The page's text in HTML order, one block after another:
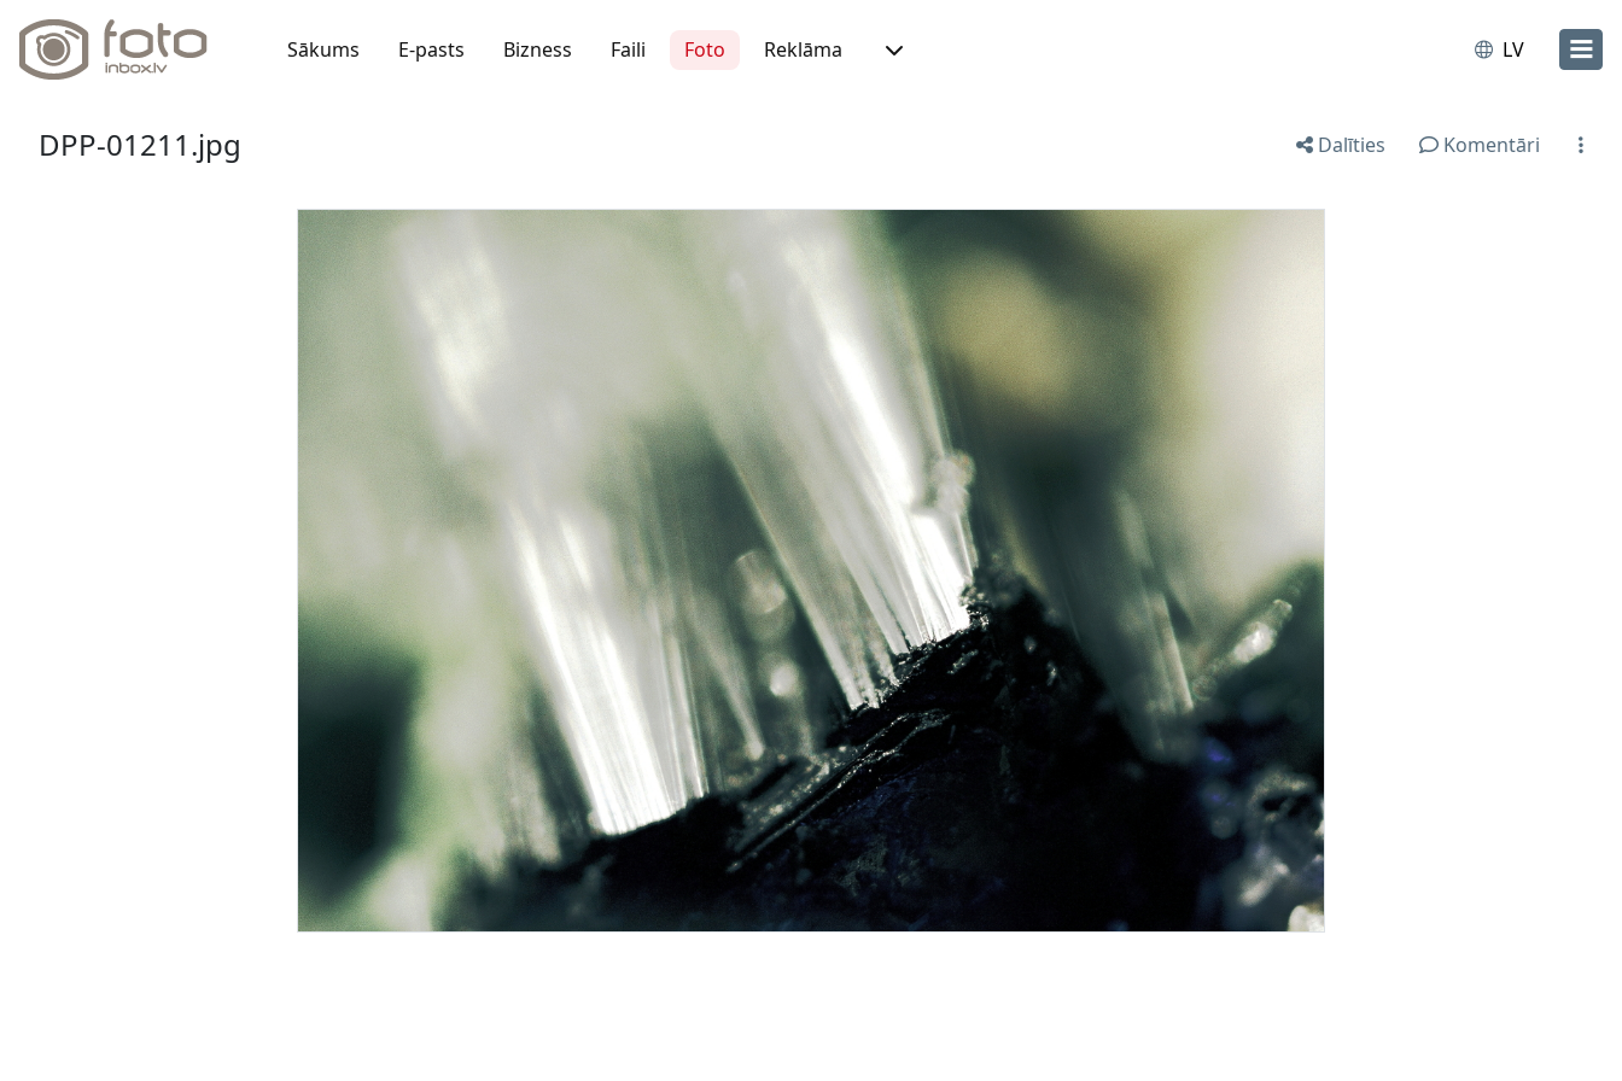
Sākums E-pasts Bizness Faili Foto Reklāma LV
DPP-01211.jpg Dalīties Komentāri